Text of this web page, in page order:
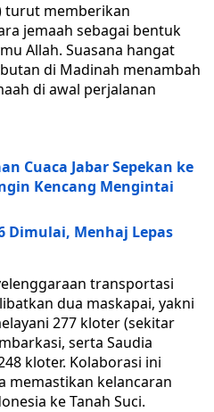
turut memberikan
jemaah sebagai bentuk
Allah. Suasana hangat
di Madinah menambah
di awal perjalanan
Cuaca Jabar Sepekan ke
Kencang Mengintai
Dimulai, Menhaj Lepas
transportasi
dua maskapai, yakni
277 kloter (sekitar
serta Saudia
kloter. Kolaborasi ini
memastikan kelancaran
ke Tanah Suci.